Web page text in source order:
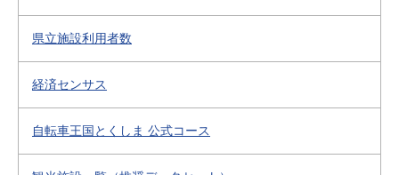
県立施設利用者数
経済センサス
自転車王国とくしま 公式コース